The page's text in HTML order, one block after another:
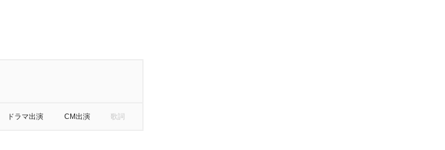
ドラマ出演 CM出演 歌詞